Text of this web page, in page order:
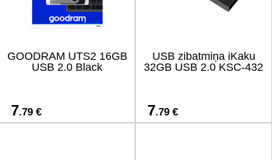
GOODRAM UTS2 16GB
USB 2.0 Black
7.79 €
USB zibatmiņa iKaku
32GB USB 2.0 KSC-432
7.79 €